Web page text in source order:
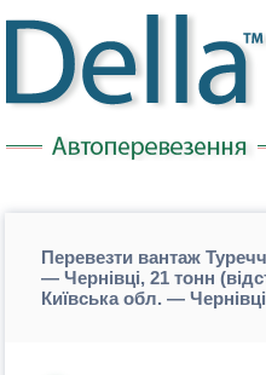
Перевезти вантаж
— Чернівці, 21 тонн
Київська обл. — Чернівці